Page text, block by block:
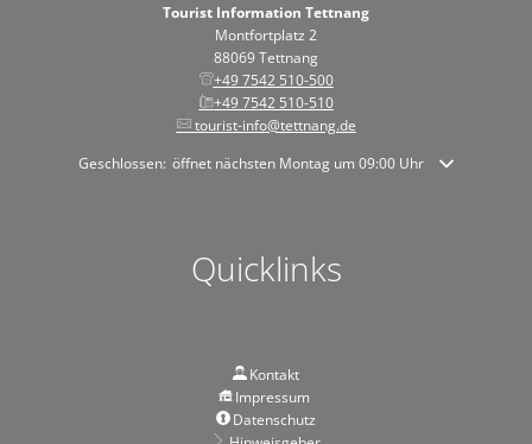
Tourist Information Tettnang
Montfortplatz 2
88069 Tettnang
+49 7542 510-500
+49 7542 510-510
tourist-info@tettnang.de
Klicken, um weitere Öffnungs- oder Schließzeiten auszublenden
Geschlossen: öffnet nächsten Montag um 09:00 Uhr
Quicklinks
Kontakt
Impressum
Datenschutz